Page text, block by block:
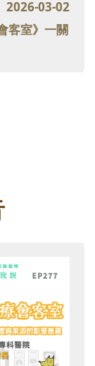
2026-03-02
客室》一關